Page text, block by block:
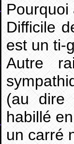
Difficile
est un ti-
Autre
(au dire
habillé
un carré